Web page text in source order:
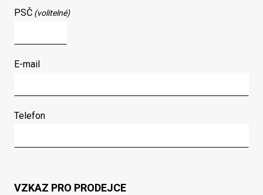
PSČ (volitelné)
E-mail
Telefon
VZKAZ PRO PRODEJCE